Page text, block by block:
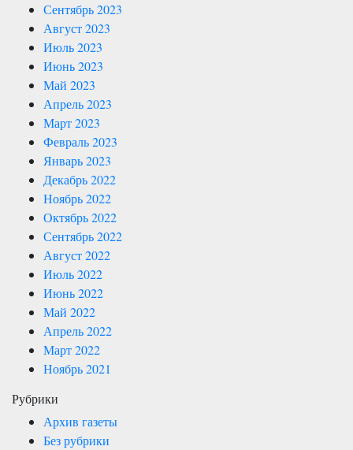
Сентябрь 2023
Август 2023
Июль 2023
Июнь 2023
Май 2023
Апрель 2023
Март 2023
Февраль 2023
Январь 2023
Декабрь 2022
Ноябрь 2022
Октябрь 2022
Сентябрь 2022
Август 2022
Июль 2022
Июнь 2022
Май 2022
Апрель 2022
Март 2022
Ноябрь 2021
Рубрики
Архив газеты
Без рубрики